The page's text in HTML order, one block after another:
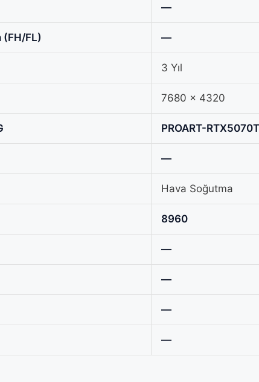
—
FL) —
3 Yıl
7680 x 4320
PROART-
—
Hava Soğutma
8960
—
—
—
—